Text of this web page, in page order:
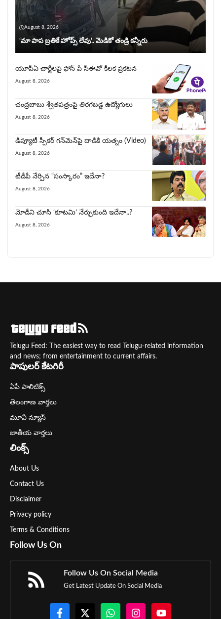
August 8, 2026
‘మా పాప బ్రతికే హోప్స్ లేవు’.. మెడికో తండ్రి కన్నీరు
యూపీఏ చార్జీల‌పై ఫోన్ పే సీఈవో కీల‌క ప్ర‌క‌ట‌న‌
August 8, 2026
చంద్రబాబు శ్వేతపత్రంపై తిర‌గ‌బ‌డ్డ ఉద్యోగులు
August 8, 2026
డిప్యూటీ స్పీకర్ గన్‌మెన్‌పై దాడికి య‌త్నం (Video)
August 8, 2026
టీడీపీ నేర్పిన‌ “సంస్కారం” ఇదేనా?
August 8, 2026
మోడీని చూసి ‘కూట‌మి’ నేర్చుకుంది ఇదేనా..?
August 8, 2026
Telugu Feed: The easiest way to read Telugu-related information
and news; from entertainment to current affairs.
పాపులర్ కేటగిరీ
ఏపీ పాలిటిక్స్
తెలంగాణ వార్తలు
మూవీ న్యూస్
జాతీయ వార్తలు
లింక్స్
About Us
Contact Us
Disclaimer
Privacy policy
Terms & Conditions
Follow Us On
Follow Us On Social Media
Get Latest Update On Social Media